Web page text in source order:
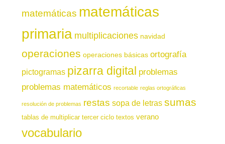
matemáticas matemáticas
primaria multiplicaciones navidad
operaciones operaciones básicas ortografía
pictogramas pizarra digital problemas
problemas matemáticos recortable reglas ortográficas
resolución de problemas restas sopa de letras sumas
tablas de multiplicar tercer ciclo textos verano
vocabulario